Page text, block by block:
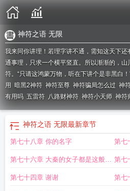
神符之语 无限
我来同你讲理！若理字讲不通，需知这天下还
通事理，只求一个横平竖直。所以渐渐的，
符。“只请这鸿蒙万物，听在下讲个是非黑白！
用 暗黑2神符 神符至尊 神符骗局怎么过 神
有用吗 五雷符 八路财神符 神符小天师 神符
销神符山神符月光瓶怎么出的神符科技真
神符之语 神符匕首有多厉害神算网免费
本 神符剑皇
汝神符合成公式神符雪中悍刀行 神符怎么
山神符之语迷雾神符马守护神天龙八部手
助是真的还是假的神符其神的意思 忍3兑换
神符之语 无限最新章节
第七十八章 你的名字 第七
第七十六章 大秦的女子都是这般彪
悍
第七
第七十四章 谢谢 第七